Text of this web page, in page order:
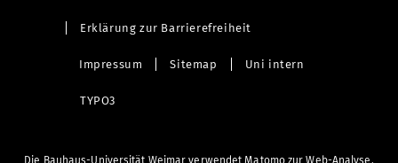
Erklärung zur Barrierefreiheit
Impressum Sitemap Uni intern
TYPO3
Die Bauhaus-Universität Weimar verwendet Matomo zur Web-Analyse.